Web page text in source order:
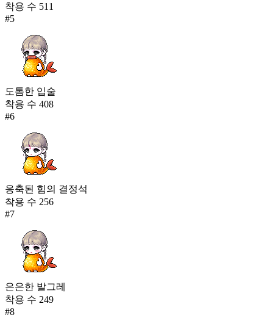
착용 수 511
#5
도톰한 입술
착용 수 408
#6
응축된 힘의 결정석
착용 수 256
#7
은은한 발그레
착용 수 249
#8